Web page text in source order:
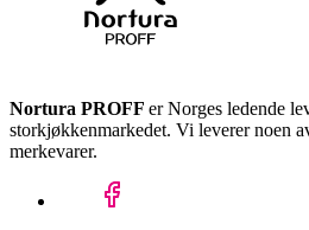
Nortura PROFF er Norges ledende
storkjøkkenmarkedet. Vi leverer noen
merkevarer.